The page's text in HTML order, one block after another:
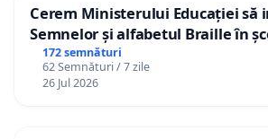
Cerem Ministerului Educației să
Semnelor și alfabetul Braille în
Republica Moldova!
172 semnături
62 Semnături / 7 zile
26 Jul 2026